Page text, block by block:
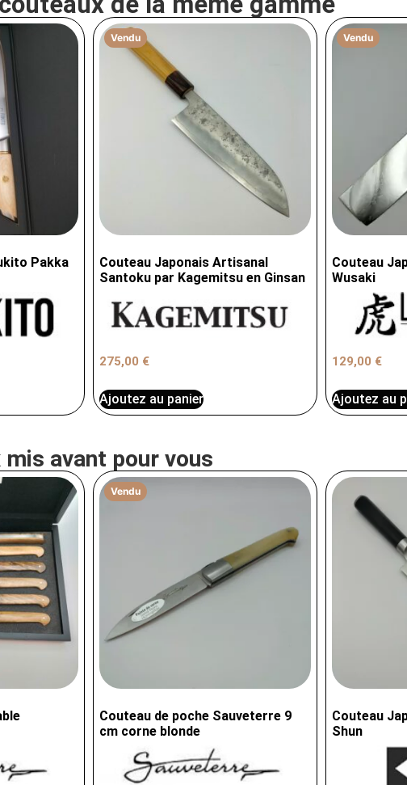
Pakka
Vendu
Couteau Japonais Artisanal
Santoku par Kagemitsu en Ginsan
275,00 €
Ajoutez au panier
Vendu
Couteau
Wusaki
129,00 €
Ajoutez au
avant pour vous
Vendu
Couteau de poche Sauveterre 9
cm corne blonde
Couteau
Shun